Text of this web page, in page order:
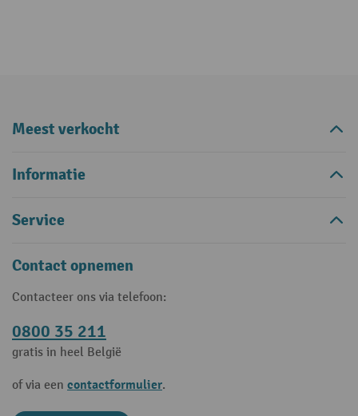
Meest verkocht
Informatie
Service
Contact opnemen
Contacteer ons via telefoon:
0800 35 211
gratis in heel België
of via een contactformulier.